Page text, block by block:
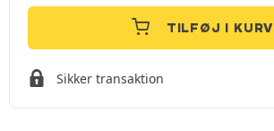
TILFØJ I KURV
Sikker transaktion